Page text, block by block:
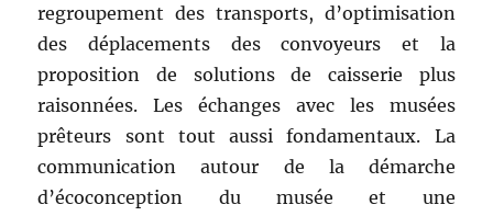
regroupement des transports, d’optimisation
des déplacements des convoyeurs et la
proposition de solutions de caisserie plus
raisonnées. Les échanges avec les musées
prêteurs sont tout aussi fondamentaux. La
communication autour de la démarche
d’écoconception du musée et une